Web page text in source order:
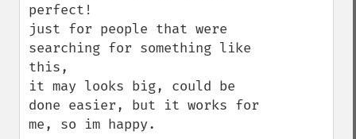
perfect!
just for people that were
searching for something like
this,
it may looks big, could be
done easier, but it works for
me, so im happy.